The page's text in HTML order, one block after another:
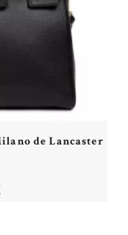
de Lancaster